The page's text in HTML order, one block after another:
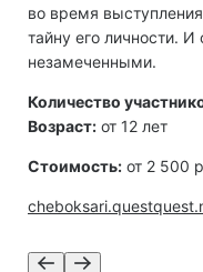
во время
тайну его личности.
незамеченными.
Количество
Возраст: от 12 лет
Стоимость: от 2 500